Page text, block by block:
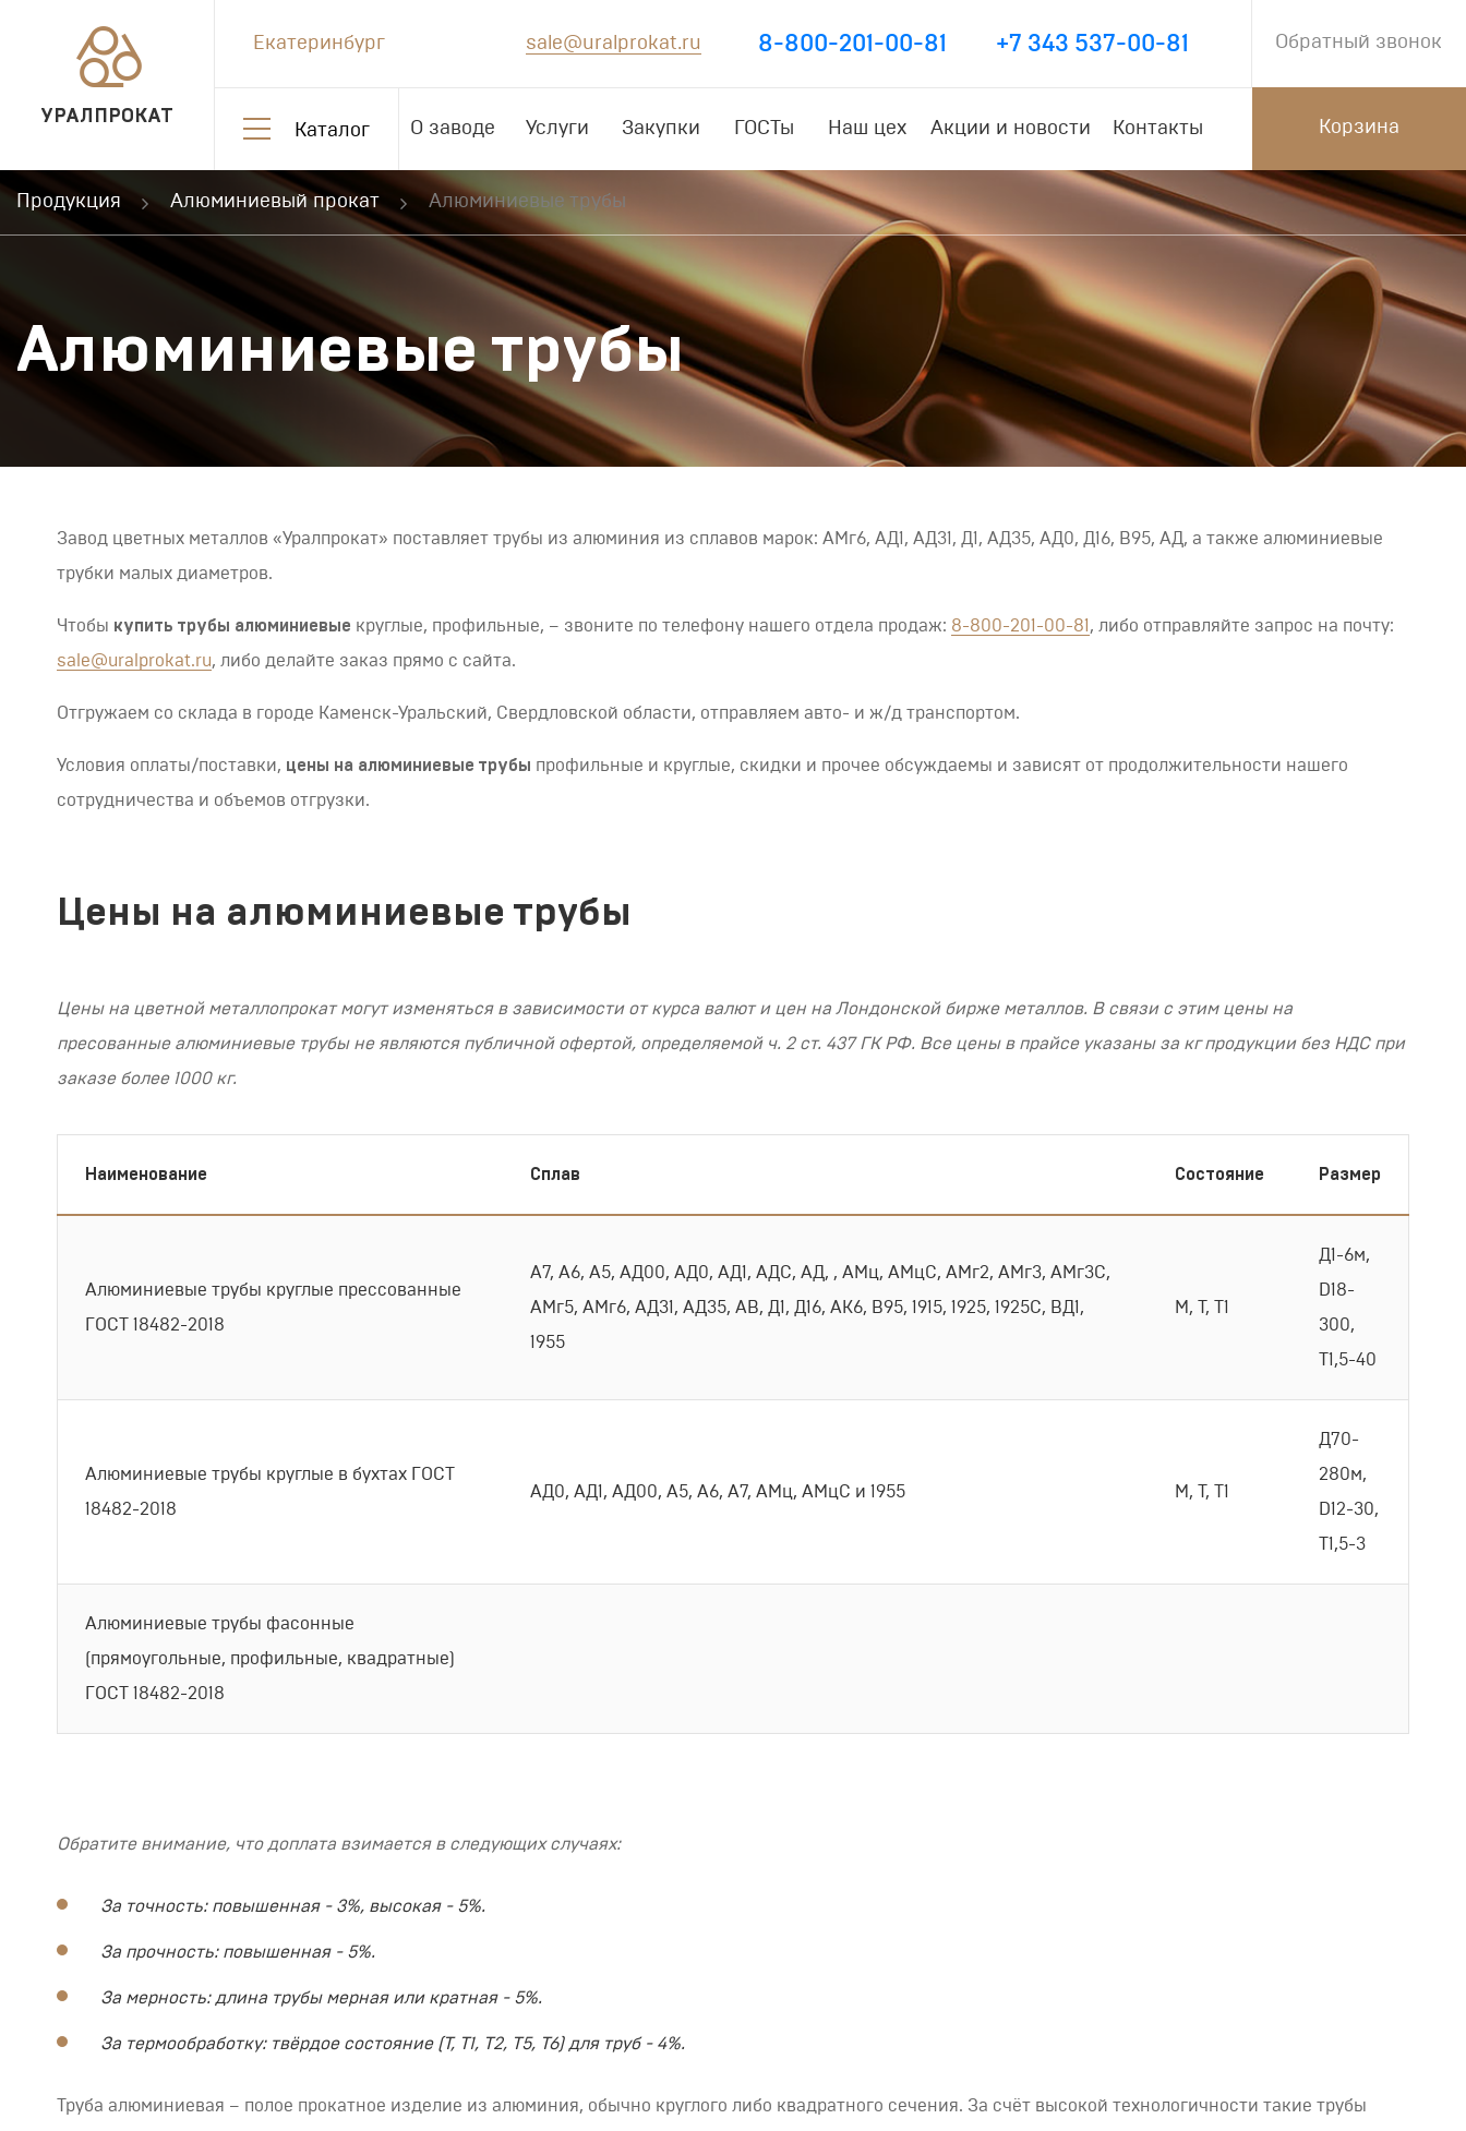
УРАЛПРОКАТ
Екатеринбург sale@uralprokat.ru 8-800-201-00-81 +7 343 537-00-81
Каталог О заводе Услуги Закупки ГОСТы Наш цех Акции и новости Контакты
Обратный звонок
Корзина
Продукция Алюминиевый прокат Алюминиевые трубы
Алюминиевые трубы
Завод цветных металлов «Уралпрокат» поставляет трубы из алюминия из сплавов марок: АМг6, АД1, АД31, Д1, АД35, АД0, Д16, В95, АД, а также алюминиевые
трубки малых диаметров.
Чтобы купить трубы алюминиевые круглые, профильные, – звоните по телефону нашего отдела продаж: 8-800-201-00-81 , либо отправляйте запрос на почту:
sale@uralprokat.ru, либо делайте заказ прямо с сайта.
Отгружаем со склада в городе Каменск-Уральский, Свердловской области, отправляем авто- и ж/д транспортом.
Условия оплаты/поставки, цены на алюминиевые трубы профильные и круглые, скидки и прочее обсуждаемы и зависят от продолжительности нашего
сотрудничества и объемов отгрузки.
Цены на алюминиевые трубы
Цены на цветной металлопрокат могут изменяться в зависимости от курса валют и цен на Лондонской бирже металлов. В связи с этим цены на
пресованные алюминиевые трубы не являются публичной офертой, определяемой ч. 2 ст. 437 ГК РФ. Все цены в прайсе указаны за кг продукции без НДС при
заказе более 1000 кг.
Наименование Сплав Состояние Размер
Алюминиевые трубы круглые прессованные
ГОСТ 18482-2018
А7, А6, А5, АД00, АД0, АД1, АДС, АД, , АМц, АМцС, АМг2, АМг3, АМг3С,
АМг5, АМг6, АД31, АД35, АВ, Д1, Д16, АК6, В95, 1915, 1925, 1925С, ВД1,
1955
М, Т, Т1
Д1-6м,
D18-
300,
Т1,5-40
Алюминиевые трубы круглые в бухтах ГОСТ
18482-2018
АД0, АД1, АД00, А5, А6, А7, АМц, АМцС и 1955 М, Т, Т1
Д70-
280м,
D12-30,
Т1,5-3
Алюминиевые трубы фасонные
(прямоугольные, профильные, квадратные)
ГОСТ 18482-2018
Обратите внимание, что доплата взимается в следующих случаях:
За точность: повышенная - 3%, высокая - 5%.
За прочность: повышенная - 5%.
За мерность: длина трубы мерная или кратная - 5%.
За термообработку: твёрдое состояние (Т, Т1, Т2, Т5, Т6) для труб - 4%.
Труба алюминиевая – полое прокатное изделие из алюминия, обычно круглого либо квадратного сечения. За счёт высокой технологичности такие трубы